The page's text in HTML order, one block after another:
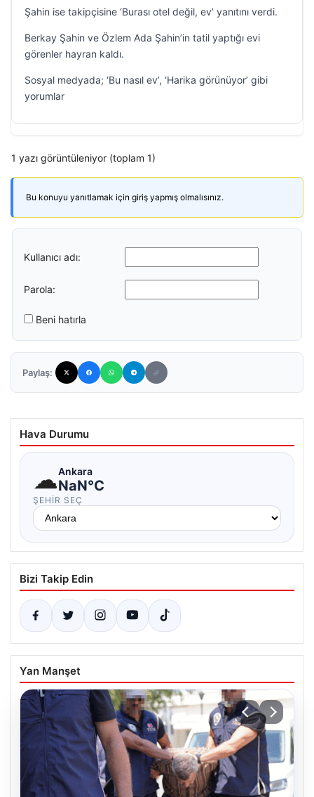
Şahin ise takipçisine ‘Burası otel değil, ev’ yanıtını verdi.
Berkay Şahin ve Özlem Ada Şahin’in tatil yaptığı evi
görenler hayran kaldı.
Sosyal medyada; ‘Bu nasıl ev’, ‘Harika görünüyor’ gibi
yorumlar
1 yazı görüntüleniyor (toplam 1)
Bu konuyu yanıtlamak için giriş yapmış olmalısınız.
Kullanıcı adı:
Parola:
Beni hatırla
Paylaş:
Hava Durumu
☁Ankara
NaN°C
ŞEHIR SEÇ
Bizi Takip Edin
Yan Manşet